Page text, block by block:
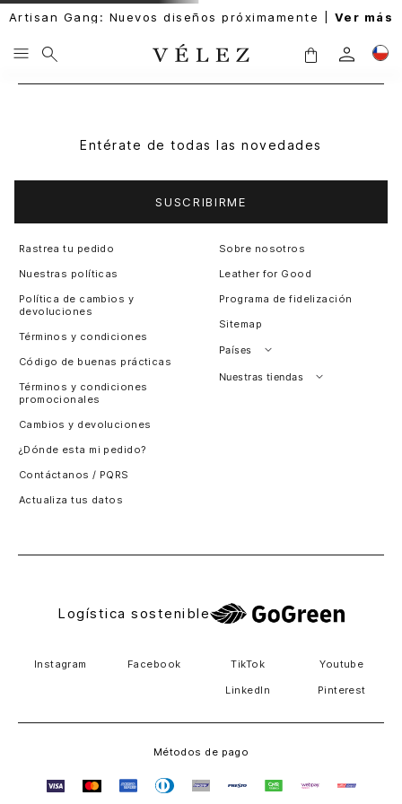
Artisan Gang: Nuevos diseños próximamente | Ver más
Entérate de todas las novedades
SUSCRIBIRME
Rastrea tu pedido
Nuestras políticas
Política de cambios y
devoluciones
Términos y condiciones
Código de buenas prácticas
Términos y condiciones
promocionales
Cambios y devoluciones
¿Dónde esta mi pedido?
Contáctanos / PQRS
Actualiza tus datos
Sobre nosotros
Leather for Good
Programa de fidelización
Sitemap
Países
Perú
Nuestras tiendas
Logística sostenible
Instagram Facebook TikTok Youtube
LinkedIn Pinterest
Métodos de pago